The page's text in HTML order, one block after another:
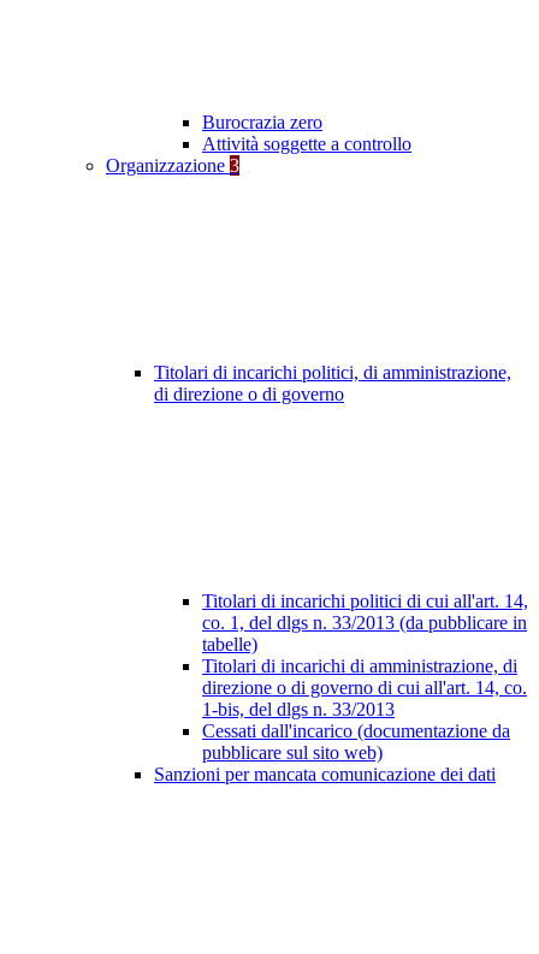
Burocrazia zero
Attività soggette a controllo
Organizzazione 3
Titolari di incarichi politici, di amministrazione,
di direzione o di governo
Titolari di incarichi politici di cui all'art. 14,
co. 1, del dlgs n. 33/2013 (da pubblicare in
tabelle)
Titolari di incarichi di amministrazione, di
direzione o di governo di cui all'art. 14, co.
1-bis, del dlgs n. 33/2013
Cessati dall'incarico (documentazione da
pubblicare sul sito web)
Sanzioni per mancata comunicazione dei dati